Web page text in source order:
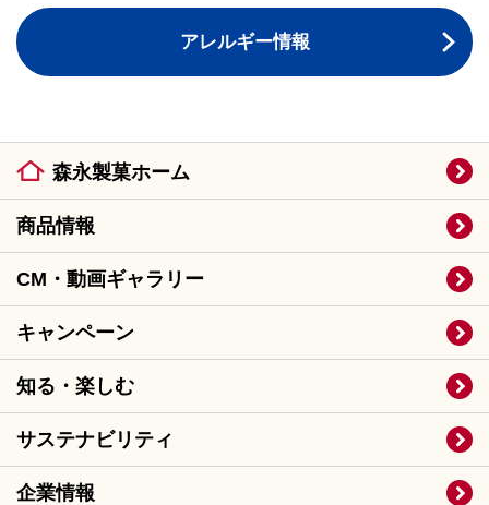
アレルギー情報
森永製菓ホーム
商品情報
CM・動画ギャラリー
キャンペーン
知る・楽しむ
サステナビリティ
企業情報